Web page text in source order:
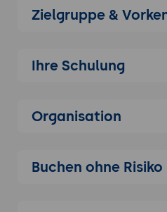
integriert.
von Datenformaten,
Zielgruppe &
Ihre Schulung
Organisation
Buchen ohne Risiko